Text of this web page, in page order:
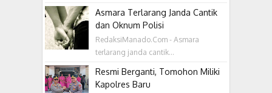
Asmara Terlarang Janda Cantik
dan Oknum Polisi
RedaksiManado.Com - Asmara
terlarang janda cantik...
Resmi Berganti, Tomohon Miliki
Kapolres Baru